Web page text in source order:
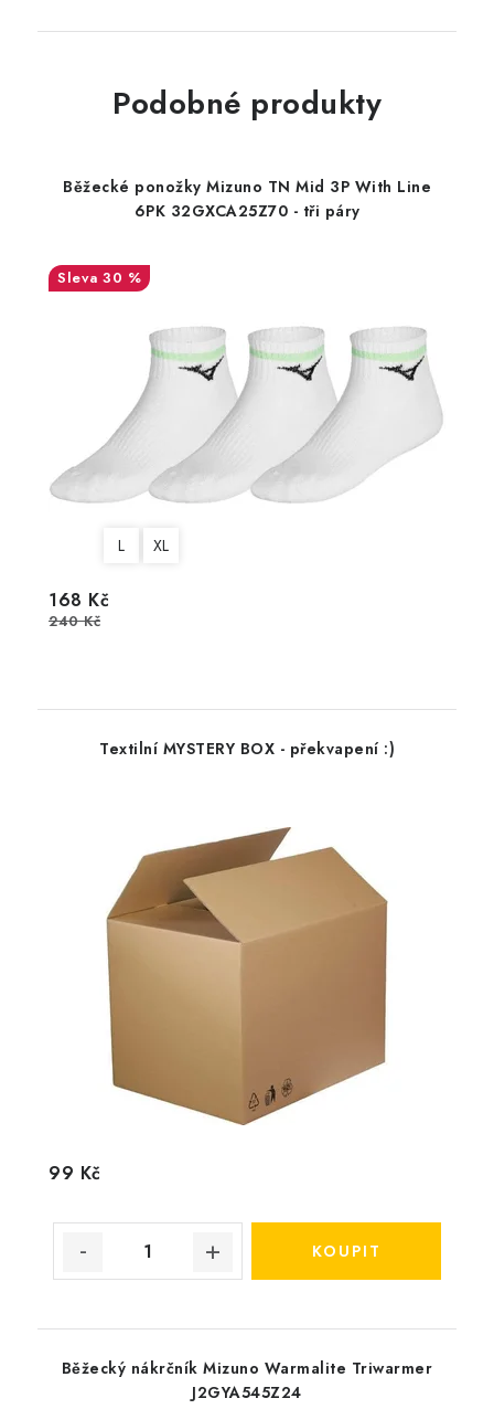
Podobné produkty
Běžecké ponožky Mizuno TN Mid 3P With Line
6PK 32GXCA25Z70 - tři páry
30 %
L XL
168 Kč
240 Kč
Textilní MYSTERY BOX - překvapení :)
99 Kč
Běžecký nákrčník Mizuno Warmalite Triwarmer
J2GYA545Z24